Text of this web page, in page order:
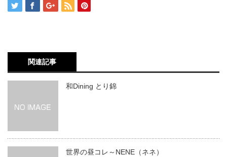
関連記事
和Dining とり錦
世界の昼コレ～NENE（ネネ）